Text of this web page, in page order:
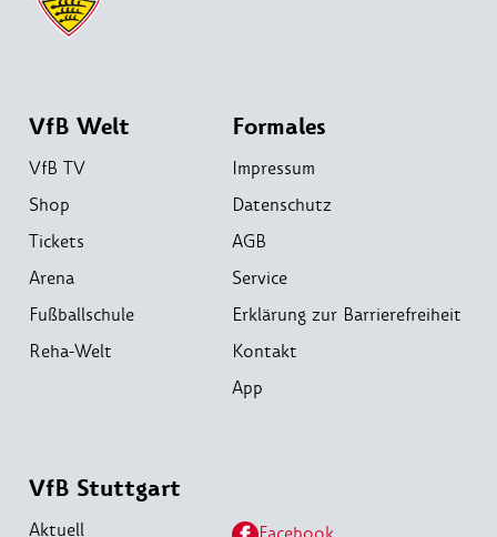
VfB Welt
VfB TV
Shop
Tickets
Arena
Fußballschule
Reha-Welt
Formales
Impressum
Datenschutz
AGB
Service
Erklärung zur Barrierefreiheit
Kontakt
App
VfB Stuttgart
Aktuell